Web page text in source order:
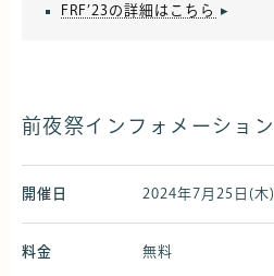
FRF’23の詳細はこちら ▸
前夜祭インフォメーション
開催日 2024年7月25日(木)
料金 無料